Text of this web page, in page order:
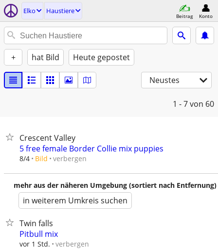
Elko Haustiere
Beitrag Konto
+ hat Bild Heute gepostet
Neustes
1 - 7von 60
Crescent Valley
5 free female Border Collie mix puppies
8/4 Bild verbergen
mehr aus der näheren Umgebung (sortiert nach Entfernung)
in weiterem Umkreis suchen
Twin falls
Pitbull mix
vor 1 Std. verbergen